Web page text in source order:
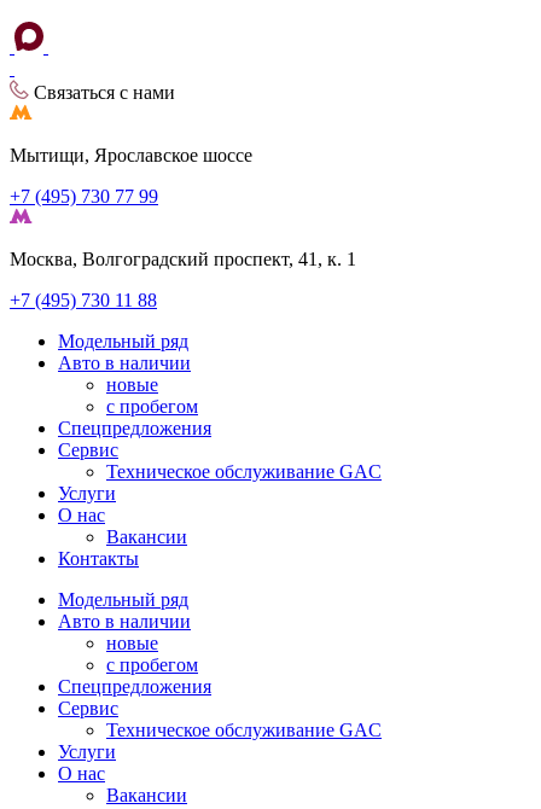
Связаться с нами
Мытищи, Ярославское шоссе
+7 (495) 730 77 99
Москва, Волгоградский проспект, 41, к. 1
+7 (495) 730 11 88
Модельный ряд
Авто в наличии
новые
с пробегом
Спецпредложения
Сервис
Техническое обслуживание GAC
Услуги
О нас
Вакансии
Контакты
Модельный ряд
Авто в наличии
новые
с пробегом
Спецпредложения
Сервис
Техническое обслуживание GAC
Услуги
О нас
Вакансии